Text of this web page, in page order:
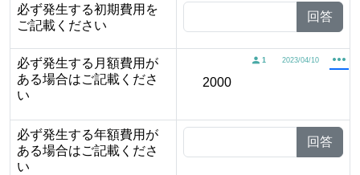
必ず発生する初期費用を
ご記載ください
回答
必ず発生する月額費用が
ある場合はご記載くださ
い
1 2023/04/10
2000
必ず発生する年額費用が
ある場合はご記載くださ
い
回答